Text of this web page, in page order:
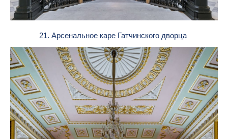
21. Арсенальное каре Гатчинского дворца